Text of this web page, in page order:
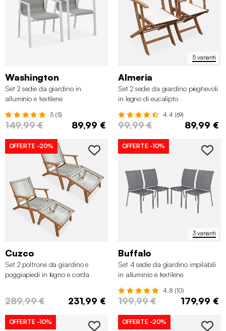
Washington
Set 2 sedie da giardino in
alluminio e textilene
5 (5)
149,99 € 89,99 €
5 varianti
Almeria
Set 2 sedie da giardino pieghevoli
in legno di eucalipto
4.4 (69)
99,99 € 89,99 €
OFFERTE -20%
Cuzco
Set 2 poltrone da giardino e
poggiapiedi in legno e corda
289,99 € 231,99 €
3 varianti
OFFERTE -10%
Buffalo
Set 4 sedie da giardino impilabili
in alluminio e textilene
4.8 (10)
199,99 € 179,99 €
OFFERTE -10% OFFERTE -20%